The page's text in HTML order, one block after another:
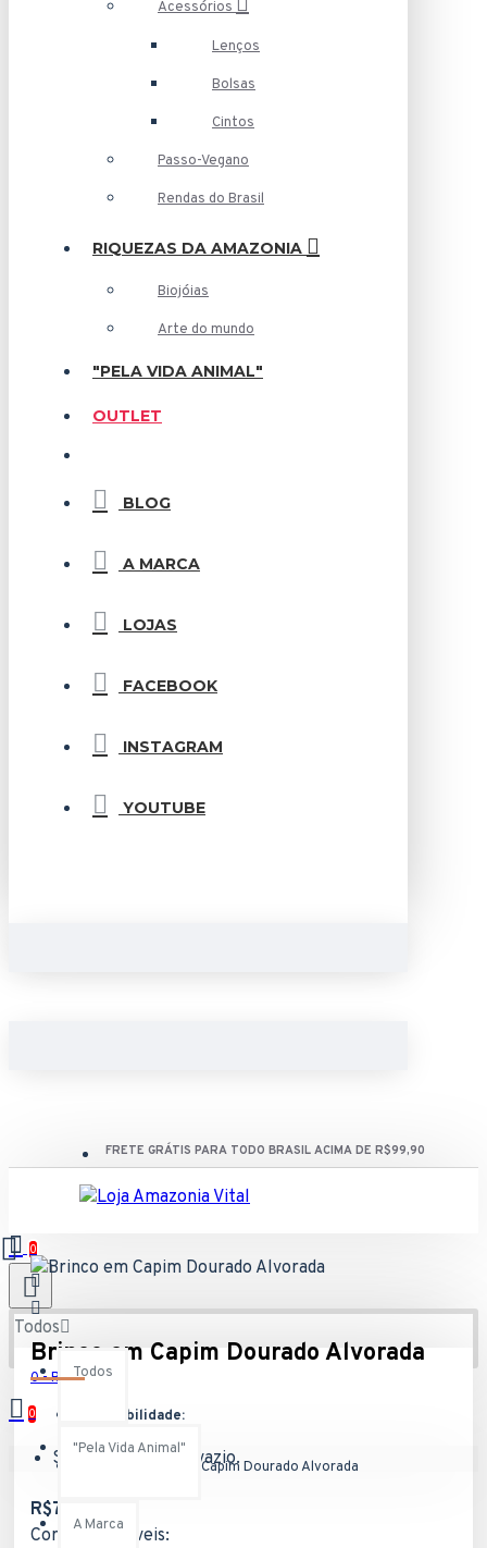
Acessórios
Lenços
Bolsas
Cintos
Passo-Vegano
Rendas do Brasil
RIQUEZAS DA AMAZONIA
Biojóias
Arte do mundo
"PELA VIDA ANIMAL"
OUTLET
BLOG
A MARCA
LOJAS
FACEBOOK
INSTAGRAM
YOUTUBE
FRETE GRÁTIS PARA TODO BRASIL ACIMA DE R$99,90
0
Todos
Todos
"Pela Vida Animal"
A Marca
0 - R$0,00
0
Seu carrinho está vazio.
Brinco em Capim Dourado Alvorada
Disponibilidade:
Em Estoque
Brinco em Capim Dourado Alvorada
R$79,90
Cores disponíveis: